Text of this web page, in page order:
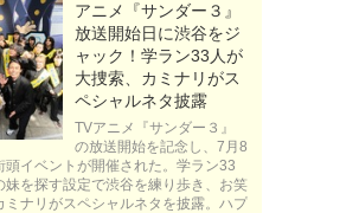
アニメ『サンダー３』
放送開始日に渋谷をジ
ャック！学ラン33人が
大捜索、カミナリがス
ペシャルネタ披露
TVアニメ『サンダー３』
の放送開始を記念し、7月8
頭イベントが開催された。学ラン33
妹を探す設定で渋谷を練り歩き、お笑
ミナリがスペシャルネタを披露。ハプ